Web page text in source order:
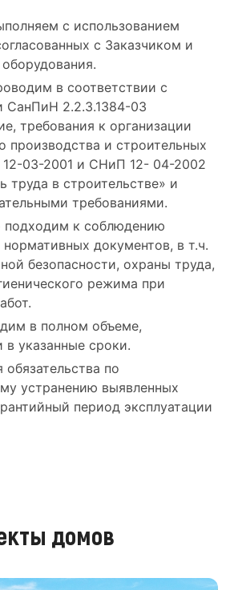
с использованием
с Заказчиком и
в соответствии с
СанПиН 2.2.3.1384-03
требования к организации
производства и строительных
03-2001 и СНиП 12- 04-2002
труда в строительстве» и
требованиями.
подходим к соблюдению
документов, в т.ч.
безопасности, охраны труда,
режима при
в полном объеме,
в указанные сроки.
по
устранению выявленных
период эксплуатации
домов